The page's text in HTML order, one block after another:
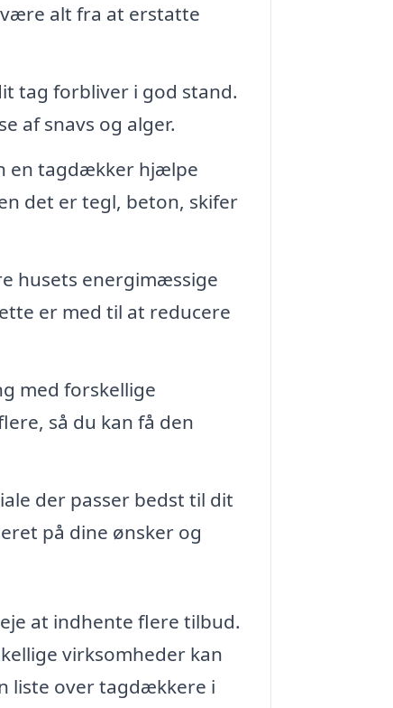
alt fra at erstatte
tag forbliver i god stand.
af snavs og alger.
en tagdækker hjælpe
det er tegl, beton, skifer
husets energimæssige
er med til at reducere
med forskellige
så du kan få den
der passer bedst til dit
på dine ønsker og
at indhente flere tilbud.
virksomheder kan
liste over tagdækkere i